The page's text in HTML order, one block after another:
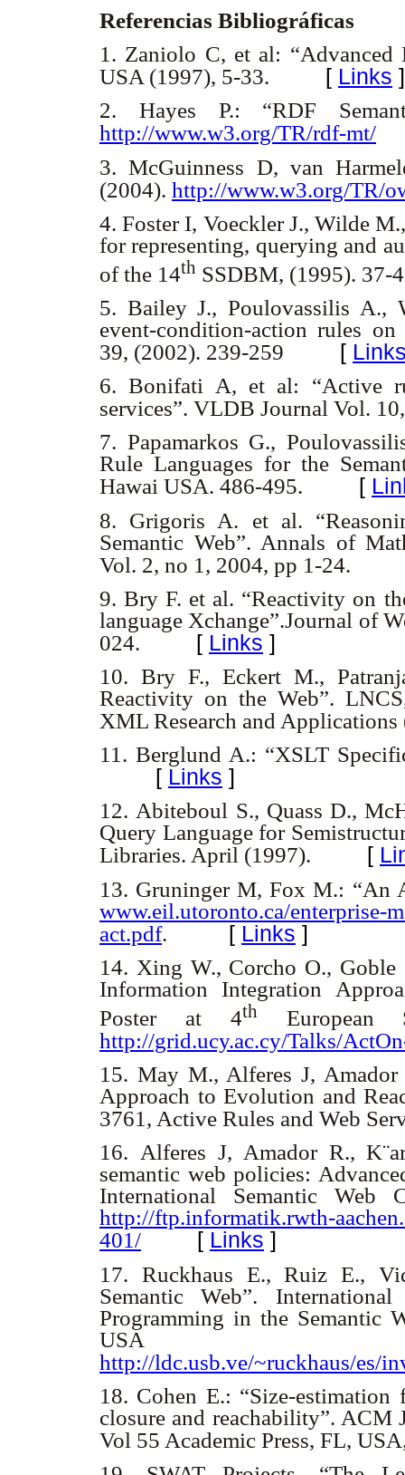
Referencias Bibliográficas
1. Zaniolo C, et al: “Advanced
USA (1997), 5-33.
[ Links ]
2. Hayes P.: “RDF
http://www.w3.org/TR/rdf-mt/
3. McGuinness D, van
(2004). http://www.w3.org/TR/
4. Foster I, Voeckler J., Wilde
for representing, querying and
of the 14th SSDBM, (1995). 37-
5. Bailey J., Poulovassilis A.,
event-condition-action rules
39, (2002). 239-259
[
6. Bonifati A, et al: “Active
services”. VLDB Journal Vol.
7. Papamarkos G.,
Rule Languages for the
Hawai USA. 486-495.
[
8. Grigoris A. et al.
Semantic Web”. Annals of
Vol. 2, no 1, 2004, pp 1-24.
9. Bry F. et al. “Reactivity on
language Xchange”.Journal of
024.
[ Links ]
10. Bry F., Eckert M.,
Reactivity on the Web”.
XML Research and
11. Berglund A.: “XSLT
[ Links ]
12. Abiteboul S., Quass D.,
Query Language for
Libraries. April (1997).
[
13. Gruninger M, Fox M.: “An
www.eil.utoronto.ca/enterprise-
act.pdf. [ Links ]
14. Xing W., Corcho O.,
Information Integration
Poster at 4thEuropean
http://grid.ucy.ac.cy/Talks/
15. May M., Alferes J, Amador
Approach to Evolution and
3761, Active Rules and Web
16. Alferes J, Amador R.,
semantic web policies:
International Semantic Web
http://ftp.informatik.rwth-
401/
[ Links ]
17. Ruckhaus E., Ruiz E.,
Semantic Web”.
Programming in the Semantic
USA
http://ldc.usb.ve/~ruckhaus/es/
18. Cohen E.: “Size-
closure and reachability”. ACM
Vol 55 Academic Press, FL,